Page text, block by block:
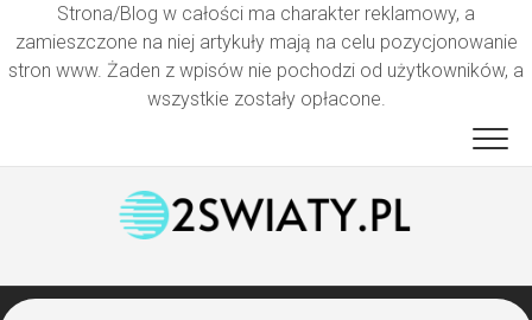
Strona/Blog w całości ma charakter reklamowy, a
zamieszczone na niej artykuły mają na celu pozycjonowanie
stron www. Żaden z wpisów nie pochodzi od użytkowników, a
wszystkie zostały opłacone.